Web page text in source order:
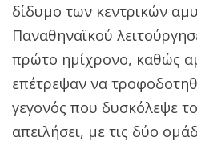
δίδυμο των κεντρικών
Παναθηναϊκού
πρώτο ημίχρονο, καθώς
επέτρεψαν να
γεγονός που δυσκόλεψε
απειλήσει, με τις δύο